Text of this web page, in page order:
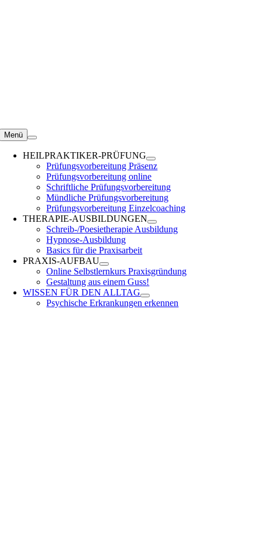
Menü
HEILPRAKTIKER-PRÜFUNG
Prüfungsvorbereitung Präsenz
Prüfungsvorbereitung online
Schriftliche Prüfungsvorbereitung
Mündliche Prüfungsvorbereitung
Prüfungsvorbereitung Einzelcoaching
THERAPIE-AUSBILDUNGEN
Schreib-/Poesietherapie Ausbildung
Hypnose-Ausbildung
Basics für die Praxisarbeit
PRAXIS-AUFBAU
Online Selbstlernkurs Praxisgründung
Gestaltung aus einem Guss!
WISSEN FÜR DEN ALLTAG
Psychische Erkrankungen erkennen